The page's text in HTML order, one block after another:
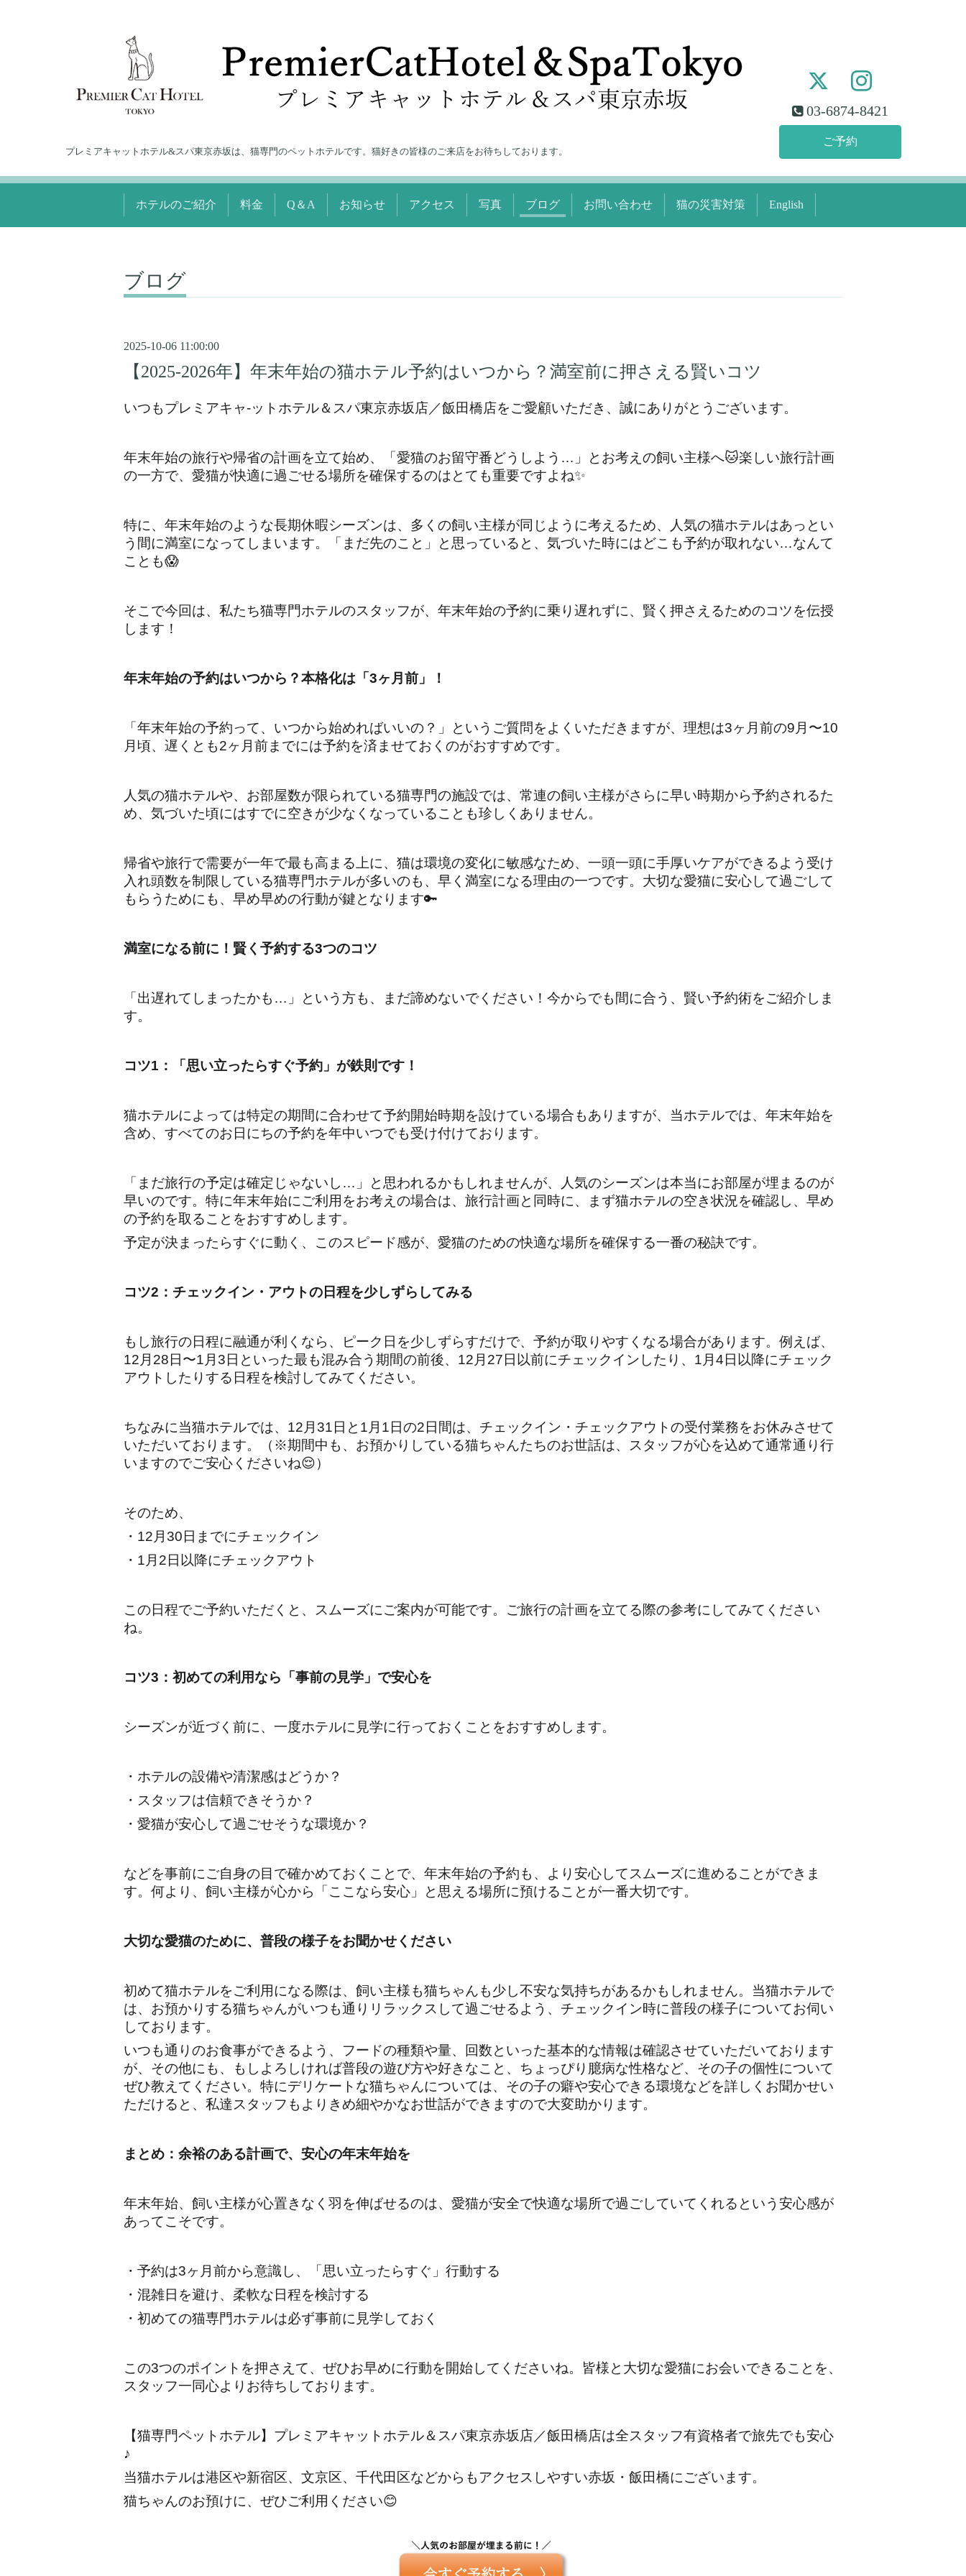
プレミアキャットホテル&スパ東京赤坂は、猫専門のペットホテルです。猫好きの皆様のご来店をお待ちしております。
03-6874-8421
ご予約
ホテルのご紹介 料金 Q＆A お知らせ アクセス 写真 ブログ お問い合わせ 猫の災害対策 English
ブログ
2025-10-06 11:00:00
【2025-2026年】年末年始の猫ホテル予約はいつから？満室前に押さえる賢いコツ
いつもプレミアキャ-ットホテル＆スパ東京赤坂店／飯田橋店をご愛顧いただき、誠にありがとうございます。
年末年始の旅行や帰省の計画を立て始め、「愛猫のお留守番どうしよう…」とお考えの飼い主様へ🐱楽しい旅行計画
の一方で、愛猫が快適に過ごせる場所を確保するのはとても重要ですよね✨
特に、年末年始のような長期休暇シーズンは、多くの飼い主様が同じように考えるため、人気の猫ホテルはあっとい
う間に満室になってしまいます。「まだ先のこと」と思っていると、気づいた時にはどこも予約が取れない…なんて
ことも😱
そこで今回は、私たち猫専門ホテルのスタッフが、年末年始の予約に乗り遅れずに、賢く押さえるためのコツを伝授
します！
年末年始の予約はいつから？本格化は「3ヶ月前」！
「年末年始の予約って、いつから始めればいいの？」というご質問をよくいただきますが、理想は3ヶ月前の9月〜10
月頃、遅くとも2ヶ月前までには予約を済ませておくのがおすすめです。
人気の猫ホテルや、お部屋数が限られている猫専門の施設では、常連の飼い主様がさらに早い時期から予約されるた
め、気づいた頃にはすでに空きが少なくなっていることも珍しくありません。
帰省や旅行で需要が一年で最も高まる上に、猫は環境の変化に敏感なため、一頭一頭に手厚いケアができるよう受け
入れ頭数を制限している猫専門ホテルが多いのも、早く満室になる理由の一つです。大切な愛猫に安心して過ごして
もらうためにも、早め早めの行動が鍵となります🔑
満室になる前に！賢く予約する3つのコツ
「出遅れてしまったかも…」という方も、まだ諦めないでください！今からでも間に合う、賢い予約術をご紹介しま
す。
コツ1：「思い立ったらすぐ予約」が鉄則です！
猫ホテルによっては特定の期間に合わせて予約開始時期を設けている場合もありますが、当ホテルでは、年末年始を
含め、すべてのお日にちの予約を年中いつでも受け付けております。
「まだ旅行の予定は確定じゃないし…」と思われるかもしれませんが、人気のシーズンは本当にお部屋が埋まるのが
早いのです。特に年末年始にご利用をお考えの場合は、旅行計画と同時に、まず猫ホテルの空き状況を確認し、早め
の予約を取ることをおすすめします。
予定が決まったらすぐに動く、このスピード感が、愛猫のための快適な場所を確保する一番の秘訣です。
コツ2：チェックイン・アウトの日程を少しずらしてみる
もし旅行の日程に融通が利くなら、ピーク日を少しずらすだけで、予約が取りやすくなる場合があります。例えば、
12月28日〜1月3日といった最も混み合う期間の前後、12月27日以前にチェックインしたり、1月4日以降にチェック
アウトしたりする日程を検討してみてください。
ちなみに当猫ホテルでは、12月31日と1月1日の2日間は、チェックイン・チェックアウトの受付業務をお休みさせて
いただいております。（※期間中も、お預かりしている猫ちゃんたちのお世話は、スタッフが心を込めて通常通り行
いますのでご安心くださいね😌）
そのため、
・12月30日までにチェックイン
・1月2日以降にチェックアウト
この日程でご予約いただくと、スムーズにご案内が可能です。ご旅行の計画を立てる際の参考にしてみてください
ね。
コツ3：初めての利用なら「事前の見学」で安心を
シーズンが近づく前に、一度ホテルに見学に行っておくことをおすすめします。
・ホテルの設備や清潔感はどうか？
・スタッフは信頼できそうか？
・愛猫が安心して過ごせそうな環境か？
などを事前にご自身の目で確かめておくことで、年末年始の予約も、より安心してスムーズに進めることができま
す。何より、飼い主様が心から「ここなら安心」と思える場所に預けることが一番大切です。
大切な愛猫のために、普段の様子をお聞かせください
初めて猫ホテルをご利用になる際は、飼い主様も猫ちゃんも少し不安な気持ちがあるかもしれません。当猫ホテルで
は、お預かりする猫ちゃんがいつも通りリラックスして過ごせるよう、チェックイン時に普段の様子についてお伺い
しております。
いつも通りのお食事ができるよう、フードの種類や量、回数といった基本的な情報は確認させていただいております
が、その他にも、もしよろしければ普段の遊び方や好きなこと、ちょっぴり臆病な性格など、その子の個性について
ぜひ教えてください。特にデリケートな猫ちゃんについては、その子の癖や安心できる環境などを詳しくお聞かせい
ただけると、私達スタッフもよりきめ細やかなお世話ができますので大変助かります。
まとめ：余裕のある計画で、安心の年末年始を
年末年始、飼い主様が心置きなく羽を伸ばせるのは、愛猫が安全で快適な場所で過ごしていてくれるという安心感が
あってこそです。
・予約は3ヶ月前から意識し、「思い立ったらすぐ」行動する
・混雑日を避け、柔軟な日程を検討する
・初めての猫専門ホテルは必ず事前に見学しておく
この3つのポイントを押さえて、ぜひお早めに行動を開始してくださいね。皆様と大切な愛猫にお会いできることを、
スタッフ一同心よりお待ちしております。
【猫専門ペットホテル】プレミアキャットホテル＆スパ東京赤坂店／飯田橋店は全スタッフ有資格者で旅先でも安心
♪
当猫ホテルは港区や新宿区、文京区、千代田区などからもアクセスしやすい赤坂・飯田橋にございます。
猫ちゃんのお預けに、ぜひご利用ください😊